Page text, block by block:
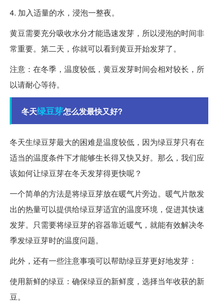
4. 加入适量的水，浸泡一整夜。
黄豆需要充分吸收水分才能迅速发芽，所以浸泡的时间非
常重要。第二天，你就可以看到黄豆开始发芽了。
注意：在冬季，温度较低，黄豆发芽时间会相对较长，所
以请耐心等待。
冬天绿豆芽怎么发最快又好?
冬天生绿豆芽最大的困难是温度较低，因为绿豆芽只有在
适当的温度条件下才能够生长得又快又好。那么，我们应
该如何让绿豆芽在冬天发芽得更快呢？
一个简单的方法是将绿豆芽放在暖气片旁边。暖气片散发
出的热量可以提供给绿豆芽适宜的温度环境，促进其快速
发芽。只需要将绿豆芽的容器靠近暖气，就能有效解决冬
季发绿豆芽时的温度问题。
此外，还有一些注意事项可以帮助绿豆芽更好地发芽：
使用新鲜的绿豆：确保绿豆的新鲜度，选择当年收获的新
豆。